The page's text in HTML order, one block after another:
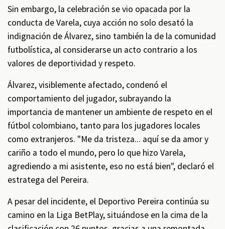
Sin embargo, la celebración se vio opacada por la
conducta de Varela, cuya acción no solo desató la
indignación de Álvarez, sino también la de la comunidad
futbolística, al considerarse un acto contrario a los
valores de deportividad y respeto.
Álvarez, visiblemente afectado, condenó el
comportamiento del jugador, subrayando la
importancia de mantener un ambiente de respeto en el
fútbol colombiano, tanto para los jugadores locales
como extranjeros. "Me da tristeza... aquí se da amor y
cariño a todo el mundo, pero lo que hizo Varela,
agrediendo a mi asistente, eso no está bien", declaró el
estratega del Pereira.
A pesar del incidente, el Deportivo Pereira continúa su
camino en la Liga BetPlay, situándose en la cima de la